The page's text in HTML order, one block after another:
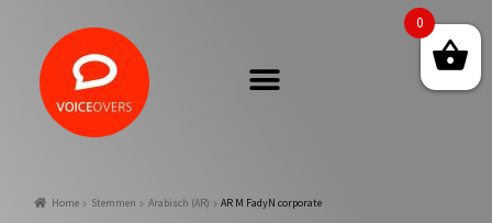
Home Stemmen Arabisch (AR) AR M FadyN corporate
0